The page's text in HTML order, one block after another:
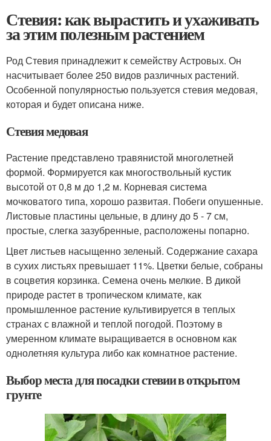
Стевия: как вырастить и ухаживать
за этим полезным растением
Род Стевия принадлежит к семейству Астровых. Он
насчитывает более 250 видов различных растений.
Особенной популярностью пользуется стевия медовая,
которая и будет описана ниже.
Стевия медовая
Растение представлено травянистой многолетней
формой. Формируется как многоствольный кустик
высотой от 0,8 м до 1,2 м. Корневая система
мочковатого типа, хорошо развитая. Побеги опушенные.
Листовые пластины цельные, в длину до 5 - 7 см,
простые, слегка зазубренные, расположены попарно.
Цвет листьев насыщенно зеленый. Содержание сахара
в сухих листьях превышает 11%. Цветки белые, собраны
в соцветия корзинка. Семена очень мелкие. В дикой
природе растет в тропическом климате, как
промышленное растение культивируется в теплых
странах с влажной и теплой погодой. Поэтому в
умеренном климате выращивается в основном как
однолетняя культура либо как комнатное растение.
Выбор места для посадки стевии в открытом
грунте